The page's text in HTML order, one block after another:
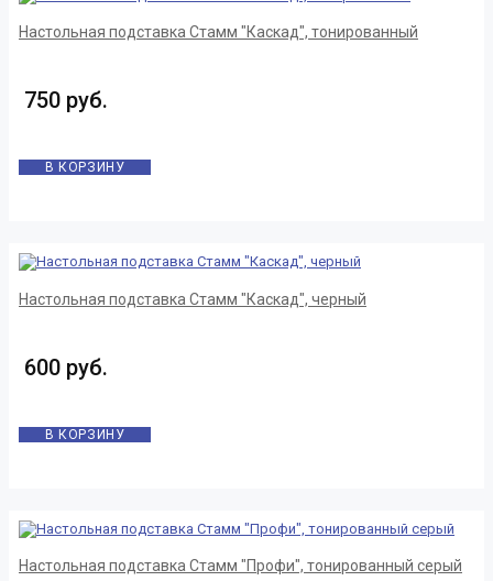
Настольная подставка Стамм "Каскад", тонированный
750 руб.
В КОРЗИНУ
Настольная подставка Стамм "Каскад", черный
600 руб.
В КОРЗИНУ
Настольная подставка Стамм "Профи", тонированный серый